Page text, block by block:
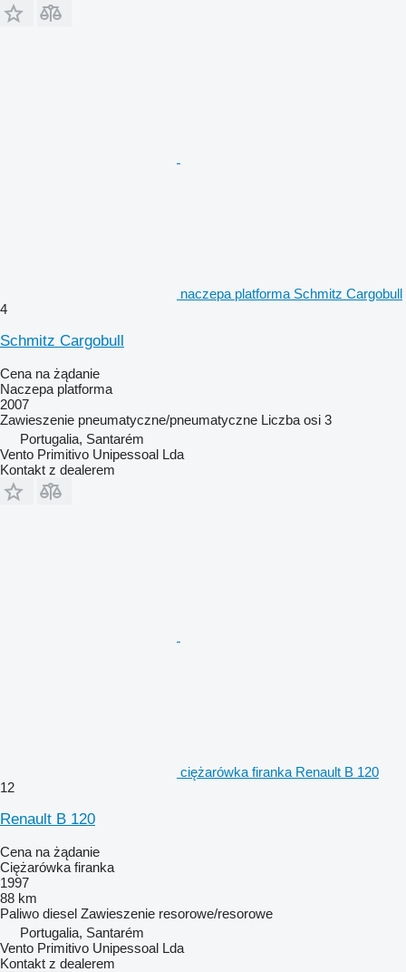
naczepa platforma Schmitz Cargobull
4
Schmitz Cargobull
Cena na żądanie
Naczepa platforma
2007
Zawieszenie pneumatyczne/pneumatyczne Liczba osi 3
Portugalia, Santarém
Vento Primitivo Unipessoal Lda
Kontakt z dealerem
ciężarówka firanka Renault B 120
12
Renault B 120
Cena na żądanie
Ciężarówka firanka
1997
88 km
Paliwo diesel Zawieszenie resorowe/resorowe
Portugalia, Santarém
Vento Primitivo Unipessoal Lda
Kontakt z dealerem